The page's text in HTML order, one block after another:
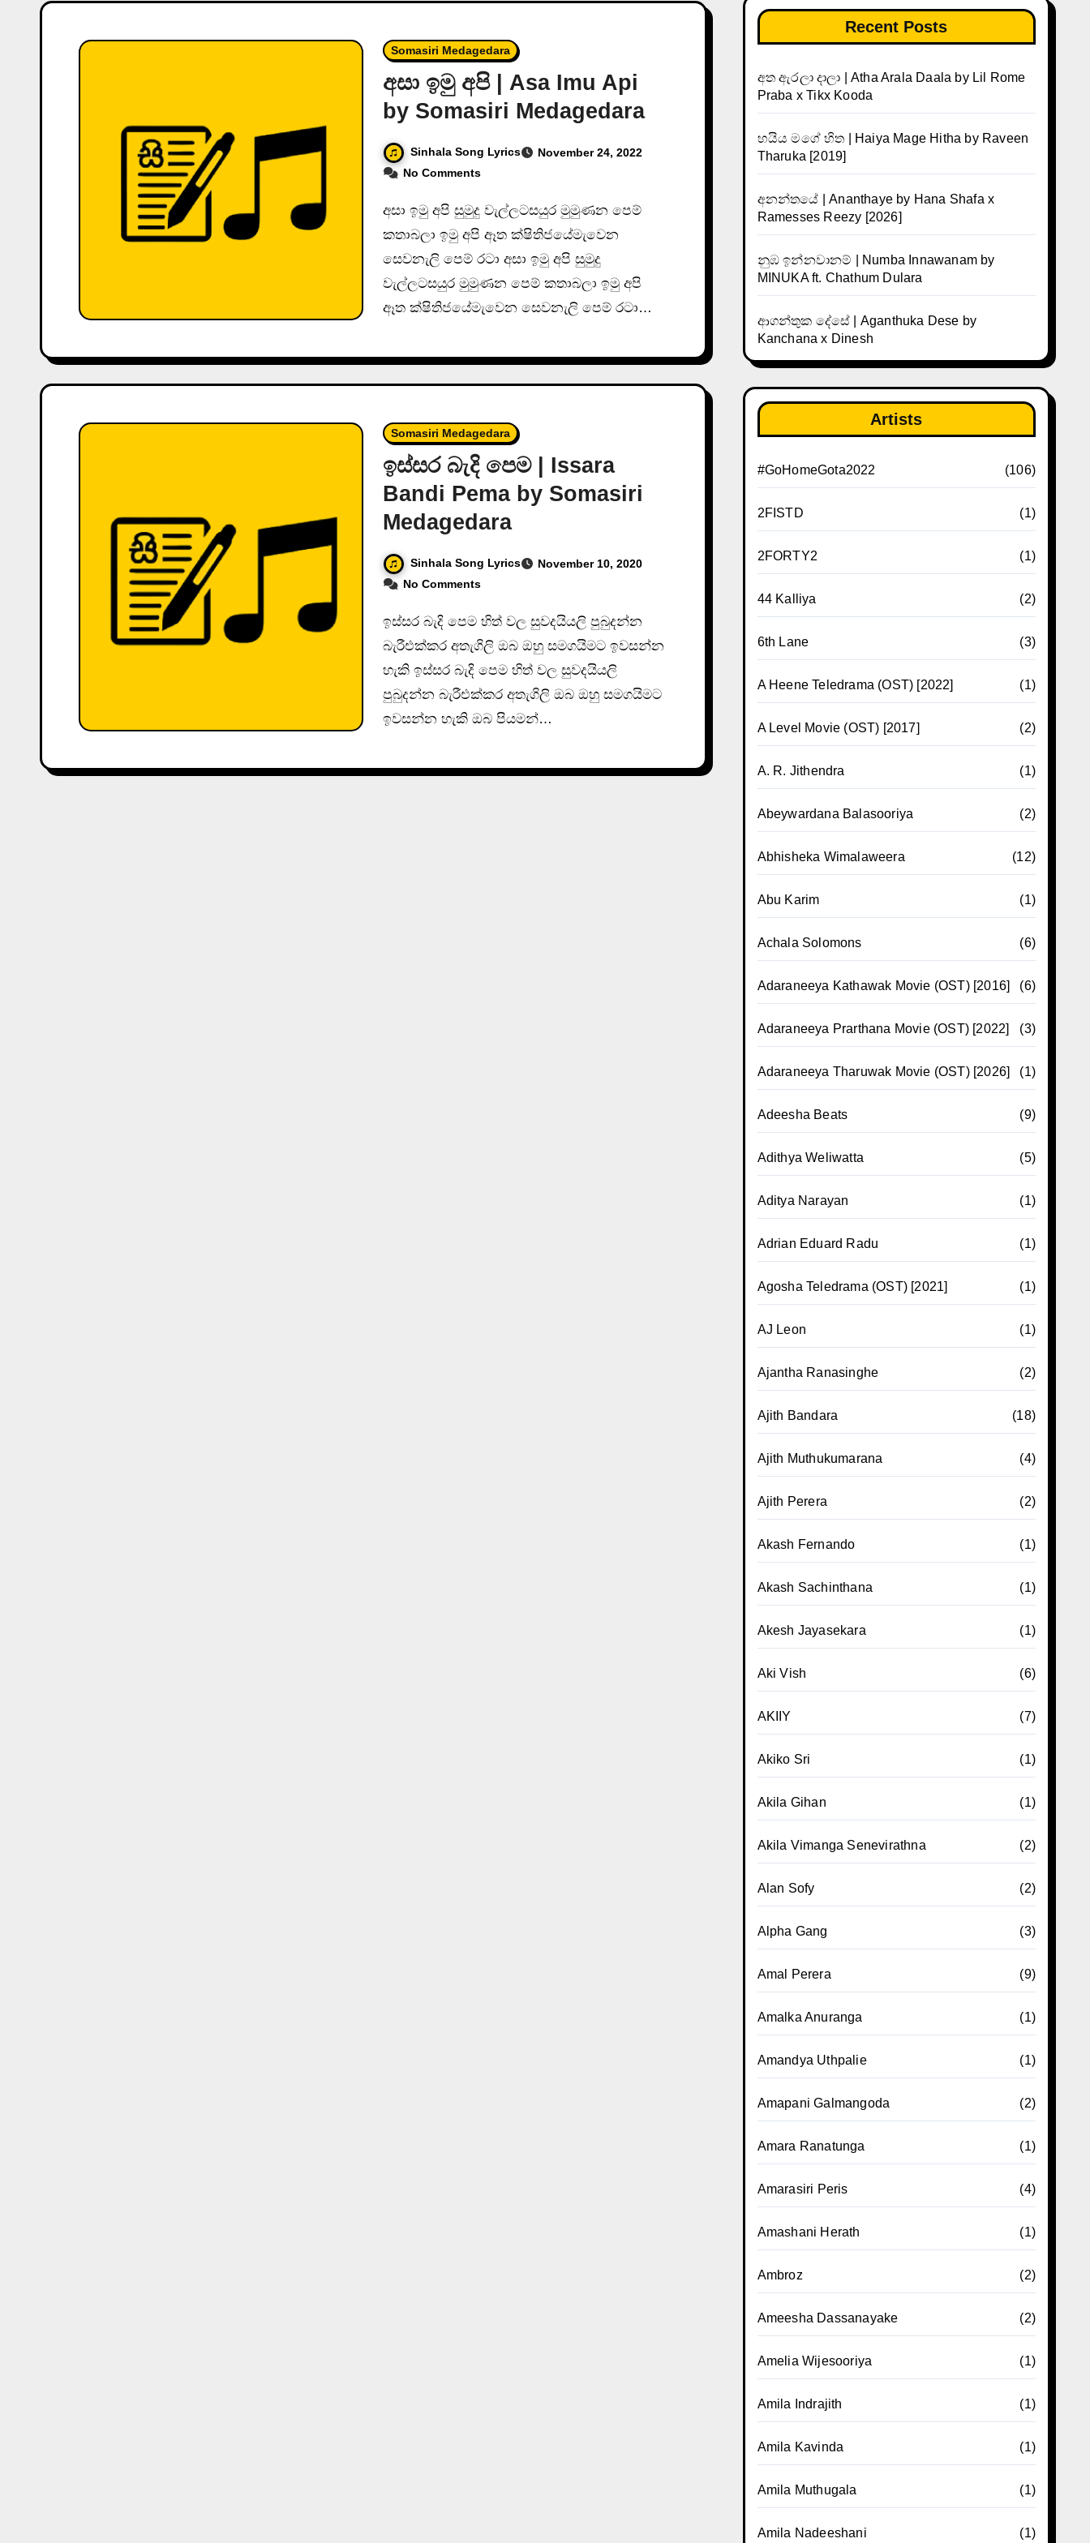
Somasiri Medagedara
අසා ඉමු අපි | Asa Imu Api
by Somasiri Medagedara
Sinhala Song Lyrics
November 24, 2022
No Comments
අසා ඉමු අපි සුමුදු වැල්ලටසයුර මුමුණන පෙම්
කතාබලා ඉමු අපි ඈත ක්ෂිතිජයේමැවෙන
සෙවනැලි පෙම් රටා අසා ඉමු අපි සුමුදු
වැල්ලටසයුර මුමුණන පෙම් කතාබලා ඉමු අපි
ඈත ක්ෂිතිජයේමැවෙන සෙවනැලි පෙම් රටා…
Somasiri Medagedara
ඉස්සර බැදි පෙම | Issara
Bandi Pema by Somasiri
Medagedara
Sinhala Song Lyrics
November 10, 2020
No Comments
ඉස්සර බැදි පෙම හිත් වල සුවදයියලි පුබුදන්න
බැරීඑක්කර අතැගිලි ඔබ ඔහු සමගයිමට ඉවසන්න
හැකි ඉස්සර බැදි පෙම හිත් වල සුවදයියලි
පුබුදන්න බැරීඑක්කර අතැගිලි ඔබ ඔහු සමගයිමට
ඉවසන්න හැකි ඔබ පියමන්…
Recent Posts
අත ඇරලා දාලා | Atha Arala Daala by Lil Rome
Praba x Tikx Kooda
හයිය මගේ හිත | Haiya Mage Hitha by Raveen
Tharuka [2019]
අනන්තයේ | Ananthaye by Hana Shafa x
Ramesses Reezy [2026]
නුඹ ඉන්නවානම් | Numba Innawanam by
MINUKA ft. Chathum Dulara
ආගන්තුක දේසේ | Aganthuka Dese by
Kanchana x Dinesh
Artists
#GoHomeGota2022 (106)
2FISTD (1)
2FORTY2 (1)
44 Kalliya (2)
6th Lane (3)
A Heene Teledrama (OST) [2022] (1)
A Level Movie (OST) [2017] (2)
A. R. Jithendra (1)
Abeywardana Balasooriya (2)
Abhisheka Wimalaweera (12)
Abu Karim (1)
Achala Solomons (6)
Adaraneeya Kathawak Movie (OST) [2016] (6)
Adaraneeya Prarthana Movie (OST) [2022] (3)
Adaraneeya Tharuwak Movie (OST) [2026] (1)
Adeesha Beats (9)
Adithya Weliwatta (5)
Aditya Narayan (1)
Adrian Eduard Radu (1)
Agosha Teledrama (OST) [2021] (1)
AJ Leon (1)
Ajantha Ranasinghe (2)
Ajith Bandara (18)
Ajith Muthukumarana (4)
Ajith Perera (2)
Akash Fernando (1)
Akash Sachinthana (1)
Akesh Jayasekara (1)
Aki Vish (6)
AKIIY (7)
Akiko Sri (1)
Akila Gihan (1)
Akila Vimanga Senevirathna (2)
Alan Sofy (2)
Alpha Gang (3)
Amal Perera (9)
Amalka Anuranga (1)
Amandya Uthpalie (1)
Amapani Galmangoda (2)
Amara Ranatunga (1)
Amarasiri Peris (4)
Amashani Herath (1)
Ambroz (2)
Ameesha Dassanayake (2)
Amelia Wijesooriya (1)
Amila Indrajith (1)
Amila Kavinda (1)
Amila Muthugala (1)
Amila Nadeeshani (1)